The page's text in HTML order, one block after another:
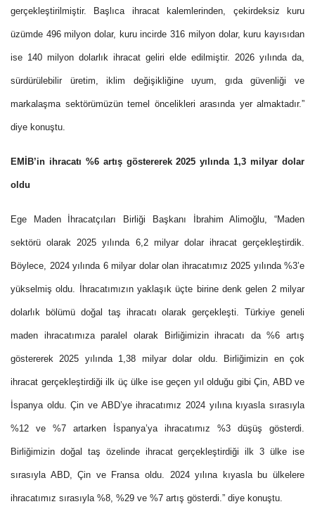
gerçekleştirilmiştir. Başlıca ihracat kalemlerinden, çekirdeksiz kuru
üzümde 496 milyon dolar, kuru incirde 316 milyon dolar, kuru kayısıdan
ise 140 milyon dolarlık ihracat geliri elde edilmiştir. 2026 yılında da,
sürdürülebilir üretim, iklim değişikliğine uyum, gıda güvenliği ve
markalaşma sektörümüzün temel öncelikleri arasında yer almaktadır.”
diye konuştu.
EMİB’in ihracatı %6 artış göstererek 2025 yılında 1,3 milyar dolar
oldu
Ege Maden İhracatçıları Birliği Başkanı İbrahim Alimoğlu, “Maden
sektörü olarak 2025 yılında 6,2 milyar dolar ihracat gerçekleştirdik.
Böylece, 2024 yılında 6 milyar dolar olan ihracatımız 2025 yılında %3’e
yükselmiş oldu. İhracatımızın yaklaşık üçte birine denk gelen 2 milyar
dolarlık bölümü doğal taş ihracatı olarak gerçekleşti. Türkiye geneli
maden ihracatımıza paralel olarak Birliğimizin ihracatı da %6 artış
göstererek 2025 yılında 1,38 milyar dolar oldu. Birliğimizin en çok
ihracat gerçekleştirdiği ilk üç ülke ise geçen yıl olduğu gibi Çin, ABD ve
İspanya oldu. Çin ve ABD’ye ihracatımız 2024 yılına kıyasla sırasıyla
%12 ve %7 artarken İspanya’ya ihracatımız %3 düşüş gösterdi.
Birliğimizin doğal taş özelinde ihracat gerçekleştirdiği ilk 3 ülke ise
sırasıyla ABD, Çin ve Fransa oldu. 2024 yılına kıyasla bu ülkelere
ihracatımız sırasıyla %8, %29 ve %7 artış gösterdi.” diye konuştu.